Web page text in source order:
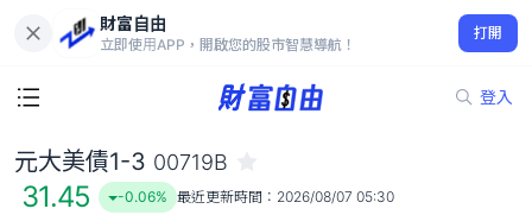
財富自由
立即使用APP，開啟您的股市智慧導航！
打開
登入
31.45
-0.06%
元大美債1-3 00719B
31.45 -0.06% 最近更新時間： 2026/08/07 05:30